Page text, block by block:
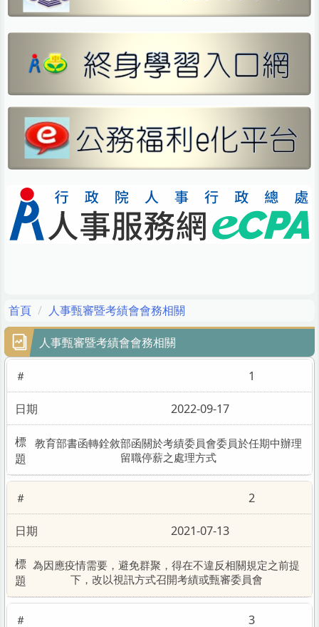
校申評會專區
首頁 人事甄審暨考績會會務相關
人事甄審暨考績會會務相關
1
2022-09-17
教育部書函轉銓敘部函關於考績委員會委員於任期中辦理
留職停薪之處理方式
2
2021-07-13
為因應疫情需要，避免群聚，得在不違反相關規定之前提
下，改以視訊方式召開考績或甄審委員會
3